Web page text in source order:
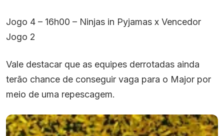
Jogo 4 – 16h00 – Ninjas in Pyjamas x Vencedor
Jogo 2
Vale destacar que as equipes derrotadas ainda
terão chance de conseguir vaga para o Major por
meio de uma repescagem.